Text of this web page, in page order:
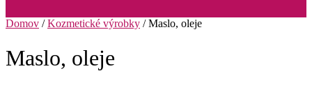
Domov /Kozmetické výrobky /Maslo, oleje
Maslo, oleje